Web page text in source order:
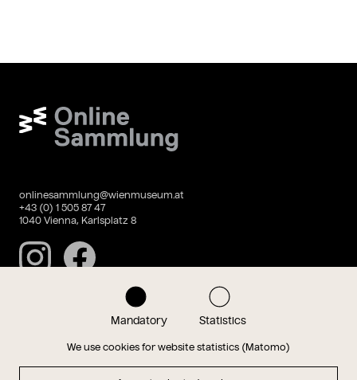
Mandatory Statistics
We use cookies for website statistics (Matomo)
Wien Museum Online Sammlung
onlinesammlung@wienmuseum.at
+43 (0) 1 505 87 47
1040 Vienna, Karlsplatz 8
InstagramFacebook
Imprint